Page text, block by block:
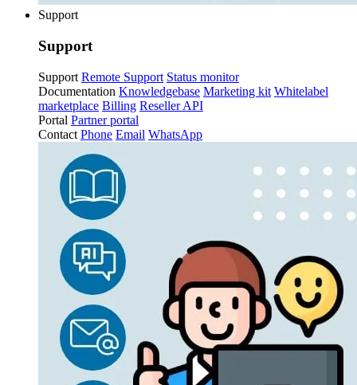
Support
Support
Support Remote Support Status monitor
Documentation Knowledgebase Marketing kit Whitelabel
marketplace Billing Reseller API
Portal Partner portal
Contact Phone Email WhatsApp